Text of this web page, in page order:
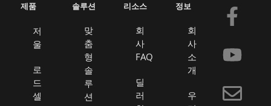
제품
저
울
로
드
셀
솔루션
맞
춤
형
솔
루
션
리소스
회
사
FAQ
딜
러
정보
회
사
소
개
우
F
a
c
b
유
튜
브
봉
투
링
크
드